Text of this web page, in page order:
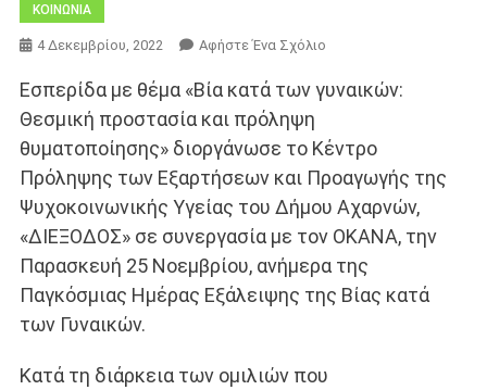
ΚΟΙΝΩΝΙΑ
4 Δεκεμβρίου, 2022 Αφήστε Ένα ΣχόλιοΓια
Το
Πρόληψης
«ΔΙΕΞΟΔΟΣ»
Πλευρό
Των
Κακοποιημένων
Γυναικών
Εσπερίδα με θέμα «Βία κατά των γυναικών:
Θεσμική προστασία και πρόληψη
θυματοποίησης» διοργάνωσε το Κέντρο
Πρόληψης των Εξαρτήσεων και Προαγωγής της
Ψυχοκοινωνικής Υγείας του Δήμου Αχαρνών,
«ΔΙΕΞΟΔΟΣ» σε συνεργασία με τον ΟΚΑΝΑ, την
Παρασκευή 25 Νοεμβρίου, ανήμερα της
Παγκόσμιας Ημέρας Εξάλειψης της Βίας κατά
των Γυναικών.
Κατά τη διάρκεια των ομιλιών που